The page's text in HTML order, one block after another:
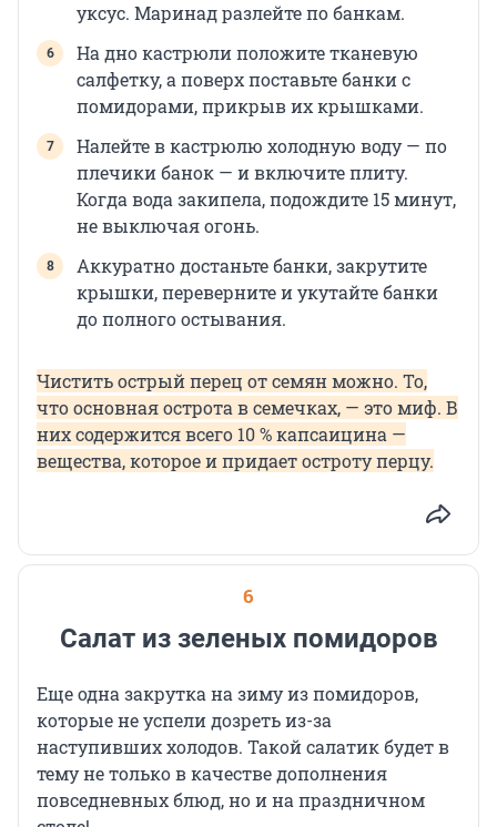
уксус. Маринад разлейте по банкам.
На дно кастрюли положите тканевую
салфетку, а поверх поставьте банки с
помидорами, прикрыв их крышками.
Налейте в кастрюлю холодную воду — по
плечики банок — и включите плиту.
Когда вода закипела, подождите 15 минут,
не выключая огонь.
Аккуратно достаньте банки, закрутите
крышки, переверните и укутайте банки
до полного остывания.
Чистить острый перец от семян можно. То,
что основная острота в семечках, — это миф. В
них содержится всего 10 % капсаицина —
вещества, которое и придает остроту перцу.
6
Салат из зеленых помидоров
Еще одна закрутка на зиму из помидоров,
которые не успели дозреть из-за
наступивших холодов. Такой салатик будет в
тему не только в качестве дополнения
повседневных блюд, но и на праздничном